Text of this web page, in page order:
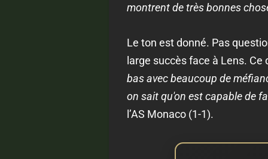
montrent de très bonnes
Le ton est donné. Pas
large succès face à Lens.
bas avec beaucoup de
on sait qu'on est capable de
l’AS Monaco (1-1).